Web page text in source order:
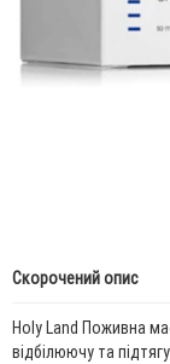
Скорочений опис
Holy Land Поживна
відбілюючу та